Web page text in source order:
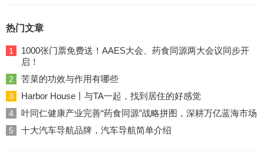
热门文章
1
1000张门票免费送！AAES大会、药食同源两大会议同步开
启！
2 苦菜的功效与作用有哪些
3 Harbor House丨与TA一起，找到居住的好感觉
4 叶同仁健康产业完善“药食同源”战略拼图，深耕万亿蓝海市场
5 十大汽车导航品牌，汽车导航简单介绍